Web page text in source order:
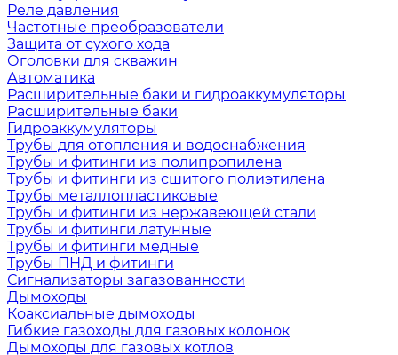
Реле давления
Частотные преобразователи
Защита от сухого хода
Оголовки для скважин
Автоматика
Расширительные баки и гидроаккумуляторы
Расширительные баки
Гидроаккумуляторы
Трубы для отопления и водоснабжения
Трубы и фитинги из полипропилена
Трубы и фитинги из сшитого полиэтилена
Трубы металлопластиковые
Трубы и фитинги из нержавеющей стали
Трубы и фитинги латунные
Трубы и фитинги медные
Трубы ПНД и фитинги
Сигнализаторы загазованности
Дымоходы
Коаксиальные дымоходы
Гибкие газоходы для газовых колонок
Дымоходы для газовых котлов